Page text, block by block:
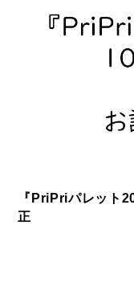
『PriPriパレット
正